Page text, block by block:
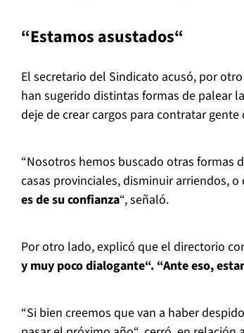
“Estamos asustados“
El secretario del Sindicato acusó, por
han sugerido distintas formas de palear
deje de crear cargos para contratar gente
“Nosotros hemos buscado otras formas
casas provinciales, disminuir arriendos, o
es de su confianza“, señaló.
Por otro lado, explicó que el directorio
y muy poco dialogante“. “Ante eso,
“Si bien creemos que van a haber